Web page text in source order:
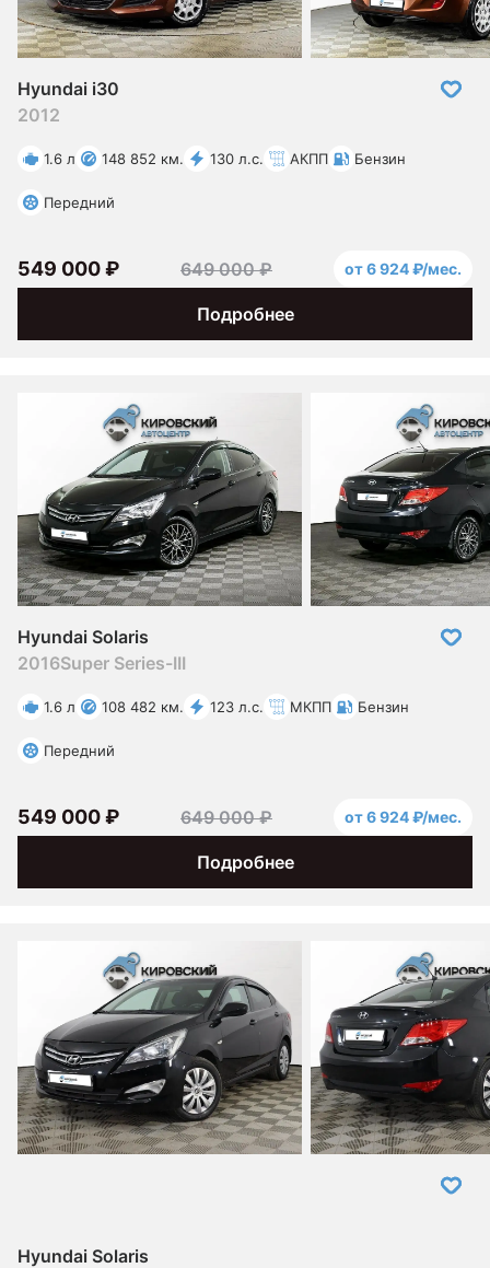
Hyundai i30
2012
1.6 л 148 852 км. 130 л.с. АКПП Бензин
Передний
Подробнее
549 000 ₽ 649 000 ₽ от 6 924 ₽/мес.
Hyundai Solaris
2016Super Series-III
1.6 л 108 482 км. 123 л.с. МКПП Бензин
Передний
Подробнее
549 000 ₽ 649 000 ₽ от 6 924 ₽/мес.
Hyundai Solaris